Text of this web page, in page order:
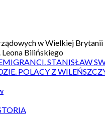
w Wielkiej Brytanii
Bilińskiego
STANISŁAW
POLACY Z